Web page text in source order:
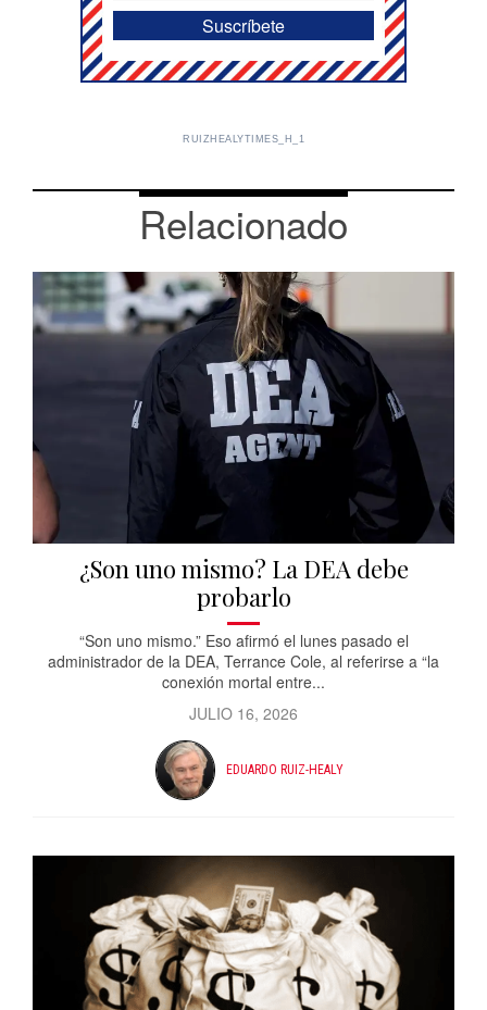
RUIZHEALYTIMES_H_1
Relacionado
¿Son uno mismo? La DEA debe
probarlo
“Son uno mismo.” Eso afirmó el lunes pasado el
administrador de la DEA, Terrance Cole, al referirse a “la
conexión mortal entre...
JULIO 16, 2026
EDUARDO RUIZ-HEALY